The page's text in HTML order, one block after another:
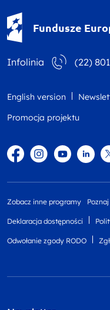
Fundusze
Infolinia (22)
English version
Promocja projektu
FacebookInstagram
YouTube
Zobacz inne programy
Deklaracja dostępności
Odwołanie zgody RODO